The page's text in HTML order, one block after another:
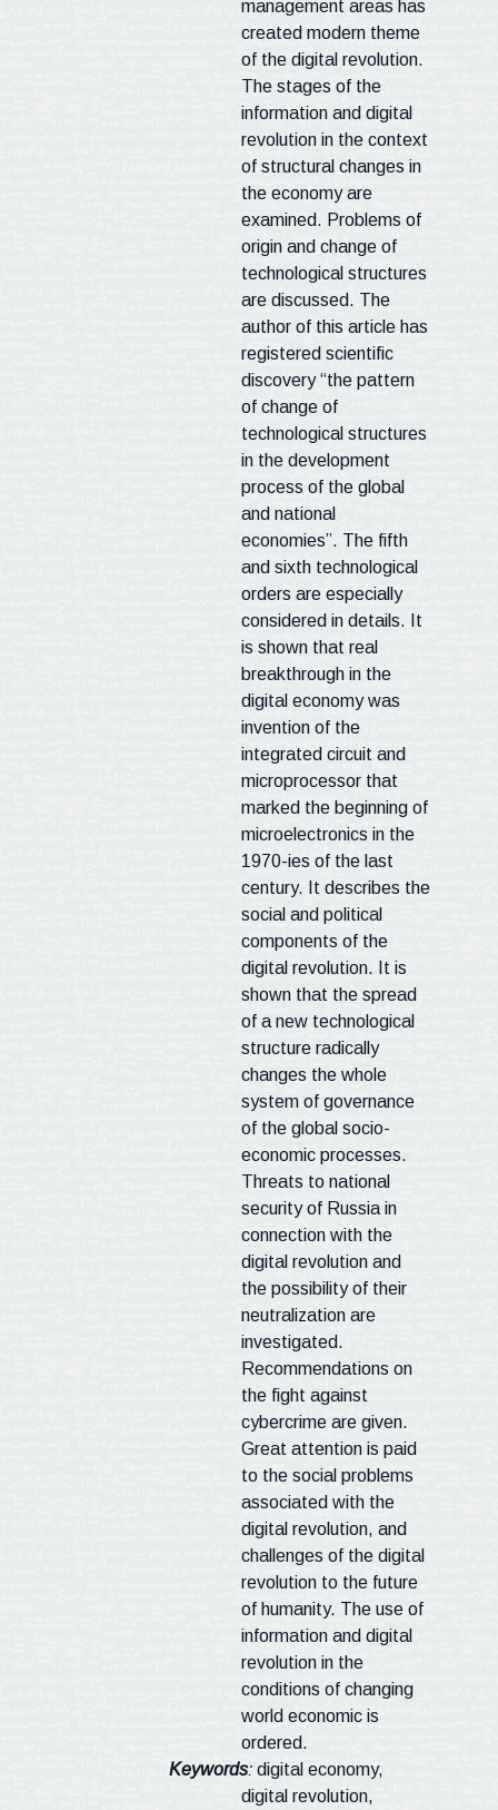
management areas has
created modern theme
of the digital revolution.
The stages of the
information and digital
revolution in the context
of structural changes in
the economy are
examined. Problems of
origin and change of
technological structures
are discussed. The
author of this article has
registered scientific
discovery “the pattern
of change of
technological structures
in the development
process of the global
and national
economies”. The fifth
and sixth technological
orders are especially
considered in details. It
is shown that real
breakthrough in the
digital economy was
invention of the
integrated circuit and
microprocessor that
marked the beginning of
microelectronics in the
1970-ies of the last
century. It describes the
social and political
components of the
digital revolution. It is
shown that the spread
of a new technological
structure radically
changes the whole
system of governance
of the global socio-
economic processes.
Threats to national
security of Russia in
connection with the
digital revolution and
the possibility of their
neutralization are
investigated.
Recommendations on
the fight against
cybercrime are given.
Great attention is paid
to the social problems
associated with the
digital revolution, and
challenges of the digital
revolution to the future
of humanity. The use of
information and digital
revolution in the
conditions of changing
world economic is
ordered.
Keywords:digital economy,
digital revolution,